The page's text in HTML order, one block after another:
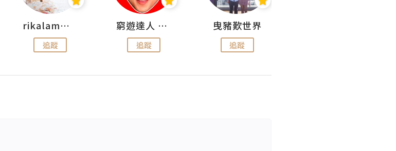
rikalammm
追蹤
窮遊達人 Mr.TravelGenius
追蹤
曳豬歎世界
追蹤